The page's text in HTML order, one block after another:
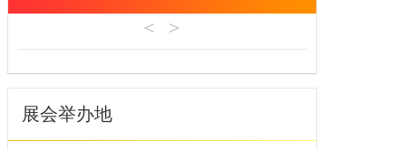
江西
山东
河南
机床工具
建材机械
暖通空调
汽车制造
6月
7月
8月
展会举办地